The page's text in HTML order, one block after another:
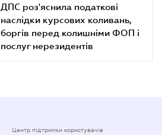
ДПС роз'яснила податкові
наслідки курсових коливань,
боргів перед колишніми ФОП і
послуг нерезидентів
Центр підтримки користувачів